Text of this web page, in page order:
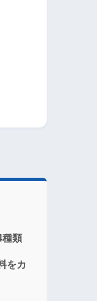
種類
をカ